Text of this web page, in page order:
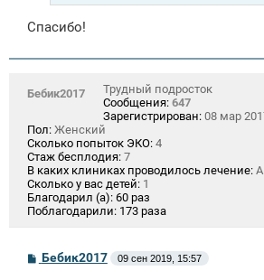
Спасибо!
Бебик2017
Трудный подросток
Сообщения: 647
Зарегистрирован: 08 мар
Пол: Женский
Сколько попыток ЭКО: 4
Стаж бесплодия: 7
В каких клиниках проводилось лечение:
Сколько у вас детей: 1
Благодарил (а): 60 раз
Поблагодарили: 173 раза
СБебик2017 09 сен 2019, 15:57